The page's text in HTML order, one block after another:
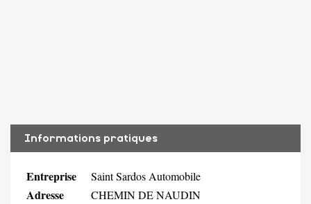
Informations pratiques
Entreprise Saint Sardos Automobile
Adresse CHEMIN DE NAUDIN